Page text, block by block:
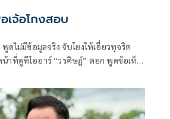
อเจ้อโกงสอบ
ดไม่มีข้อมูลจริง จับโยงให้เอี่ยวทุจริต
าที่ดูทีโออาร์ “วรศิษฎ์” ตอก พูดข้อเท็จ